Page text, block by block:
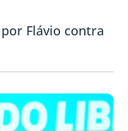
Flávio contra